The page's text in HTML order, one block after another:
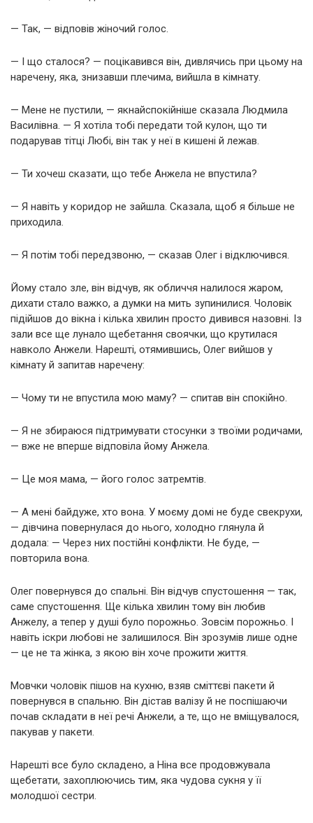
— Так, — відповів жіночий голос.
— І що сталося? — поцікавився він, дивлячись при цьому на
наречену, яка, знизавши плечима, вийшла в кімнату.
— Мене не пустили, — якнайспокійніше сказала Людмила
Василівна. — Я хотіла тобі передати той кулон, що ти
подарував тітці Любі, він так у неї в кишені й лежав.
— Ти хочеш сказати, що тебе Анжела не впустила?
— Я навіть у коридор не зайшла. Сказала, щоб я більше не
приходила.
— Я потім тобі передзвоню, — сказав Олег і відключився.
Йому стало зле, він відчув, як обличчя налилося жаром,
дихати стало важко, а думки на мить зупинилися. Чоловік
підійшов до вікна і кілька хвилин просто дивився назовні. Із
зали все ще лунало щебетання своячки, що крутилася
навколо Анжели. Нарешті, отямившись, Олег вийшов у
кімнату й запитав наречену:
— Чому ти не впустила мою маму? — спитав він спокійно.
— Я не збираюся підтримувати стосунки з твоїми родичами,
— вже не вперше відповіла йому Анжела.
— Це моя мама, — його голос затремтів.
— А мені байдуже, хто вона. У моєму домі не буде свекрухи,
— дівчина повернулася до нього, холодно глянула й
додала: — Через них постійні конфлікти. Не буде, —
повторила вона.
Олег повернувся до спальні. Він відчув спустошення — так,
саме спустошення. Ще кілька хвилин тому він любив
Анжелу, а тепер у душі було порожньо. Зовсім порожньо. І
навіть іскри любові не залишилося. Він зрозумів лише одне
— це не та жінка, з якою він хоче прожити життя.
Мовчки чоловік пішов на кухню, взяв сміттєві пакети й
повернувся в спальню. Він дістав валізу й не поспішаючи
почав складати в неї речі Анжели, а те, що не вміщувалося,
пакував у пакети.
Нарешті все було складено, а Ніна все продовжувала
щебетати, захоплюючись тим, яка чудова сукня у її
молодшої сестри.